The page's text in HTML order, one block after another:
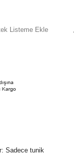
Listeme Ekle
Sadece tunik